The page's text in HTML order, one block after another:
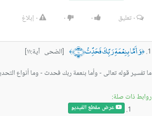
٠تعليق ٠ ٠ ٠ إبلاغ
﴿وَأَمَّا بِنِعْمَةِ رَبِّكَ فَحَدِّثْ ﴿١١﴾ ﴾
[الضحى آية:١١]
ما تفسير قوله تعالى - وأما بنعمة ربك فحدث - وما أنواع
روابط ذات صلة:
عرض مقطع الفيديو